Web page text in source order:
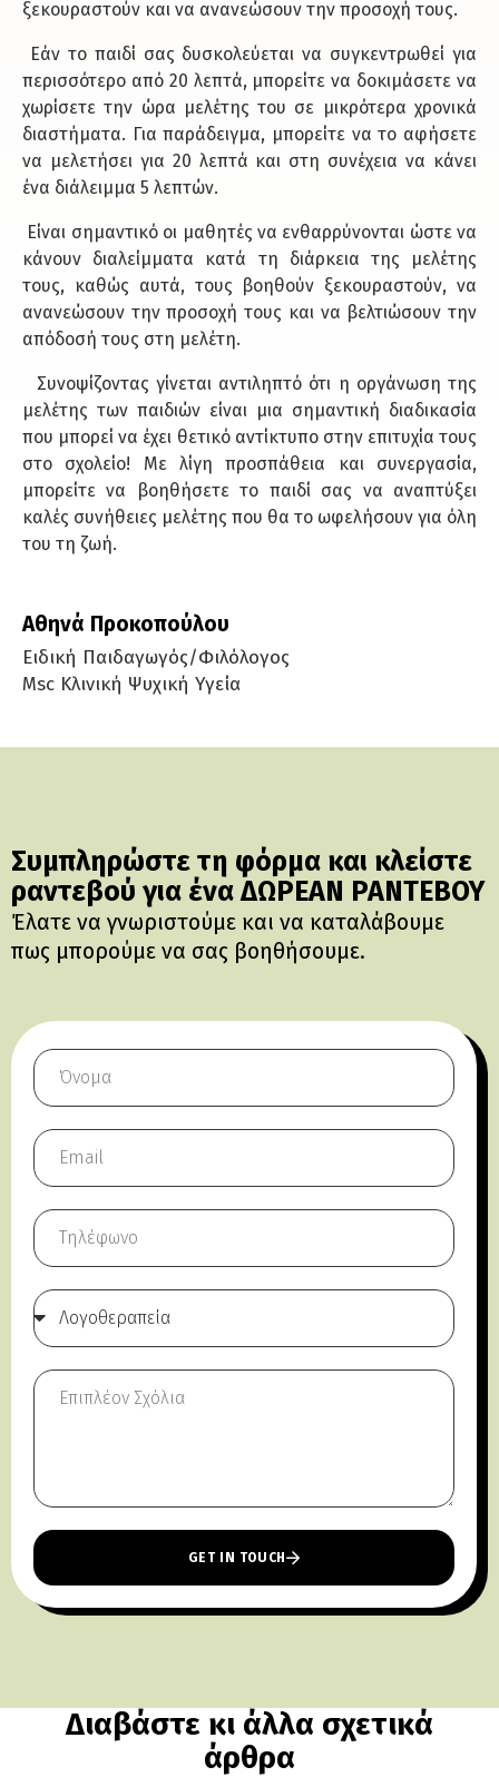
ξεκουραστούν και να ανανεώσουν την προσοχή τους.
Εάν το παιδί σας δυσκολεύεται να συγκεντρωθεί για
περισσότερο από 20 λεπτά, μπορείτε να δοκιμάσετε να
χωρίσετε την ώρα μελέτης του σε μικρότερα χρονικά
διαστήματα. Για παράδειγμα, μπορείτε να το αφήσετε
να μελετήσει για 20 λεπτά και στη συνέχεια να κάνει
ένα διάλειμμα 5 λεπτών.
Είναι σημαντικό οι μαθητές να ενθαρρύνονται ώστε να
κάνουν διαλείμματα κατά τη διάρκεια της μελέτης
τους, καθώς αυτά, τους βοηθούν ξεκουραστούν, να
ανανεώσουν την προσοχή τους και να βελτιώσουν την
απόδοσή τους στη μελέτη.
Συνοψίζοντας γίνεται αντιληπτό ότι η οργάνωση της
μελέτης των παιδιών είναι μια σημαντική διαδικασία
που μπορεί να έχει θετικό αντίκτυπο στην επιτυχία τους
στο σχολείο! Με λίγη προσπάθεια και συνεργασία,
μπορείτε να βοηθήσετε το παιδί σας να αναπτύξει
καλές συνήθειες μελέτης που θα το ωφελήσουν για όλη
του τη ζωή.
Αθηνά Προκοπούλου
Ειδική Παιδαγωγός/Φιλόλογος
Msc Κλινική Ψυχική Υγεία
Συμπληρώστε τη φόρμα και κλείστε
ραντεβού για ένα ΔΩΡΕΑΝ ΡΑΝΤΕΒΟΥ
Έλατε να γνωριστούμε και να καταλάβουμε
πως μπορούμε να σας βοηθήσουμε.
GET IN TOUCH
Διαβάστε κι άλλα σχετικά
άρθρα